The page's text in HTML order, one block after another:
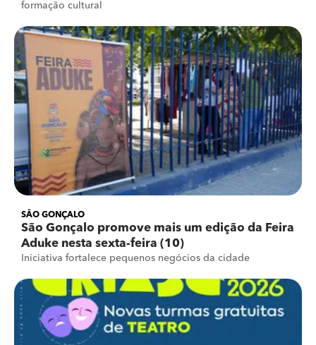
formação cultural
SÃO GONÇALO
São Gonçalo promove mais um edição da Feira
Aduke nesta sexta-feira (10)
Iniciativa fortalece pequenos negócios da cidade